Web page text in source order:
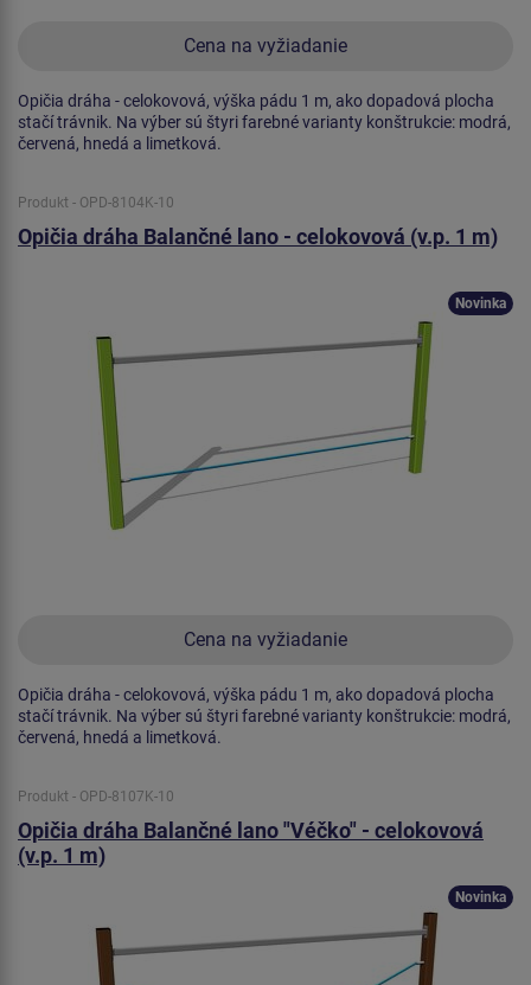
Cena na vyžiadanie
Opičia dráha - celokovová, výška pádu 1 m, ako dopadová plocha
stačí trávnik. Na výber sú štyri farebné varianty konštrukcie: modrá,
červená, hnedá a limetková.
Produkt - OPD-8104K-10
Opičia dráha Balančné lano - celokovová (v.p. 1 m)
Cena na vyžiadanie
Novinka
Opičia dráha - celokovová, výška pádu 1 m, ako dopadová plocha
stačí trávnik. Na výber sú štyri farebné varianty konštrukcie: modrá,
červená, hnedá a limetková.
Produkt - OPD-8107K-10
Opičia dráha Balančné lano "Véčko" - celokovová
(v.p. 1 m)
Novinka